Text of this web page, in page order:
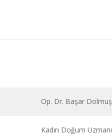
Op. Dr. Başar Dolmuş
Kadın Doğum Uzmanı